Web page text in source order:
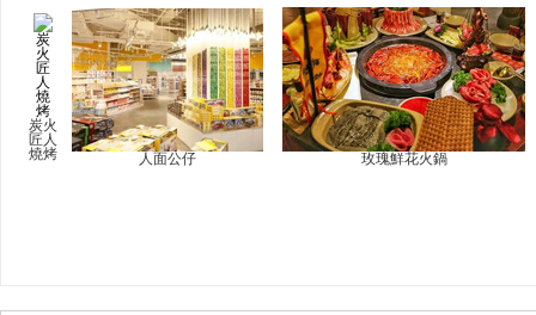
炭火
匠人
燒烤
人面公仔 玫瑰鮮花火鍋